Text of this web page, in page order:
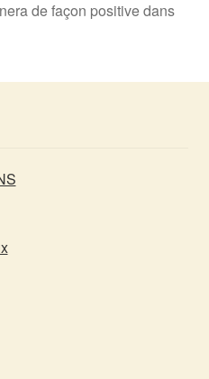
de façon positive dans